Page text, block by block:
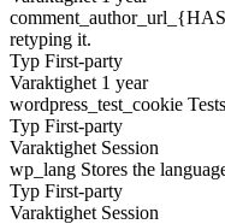
retyping it.
Typ First-party
Varaktighet 1 year
wordpress_test_cookie
Typ First-party
Varaktighet Session
wp_lang Stores the
Typ First-party
Varaktighet Session